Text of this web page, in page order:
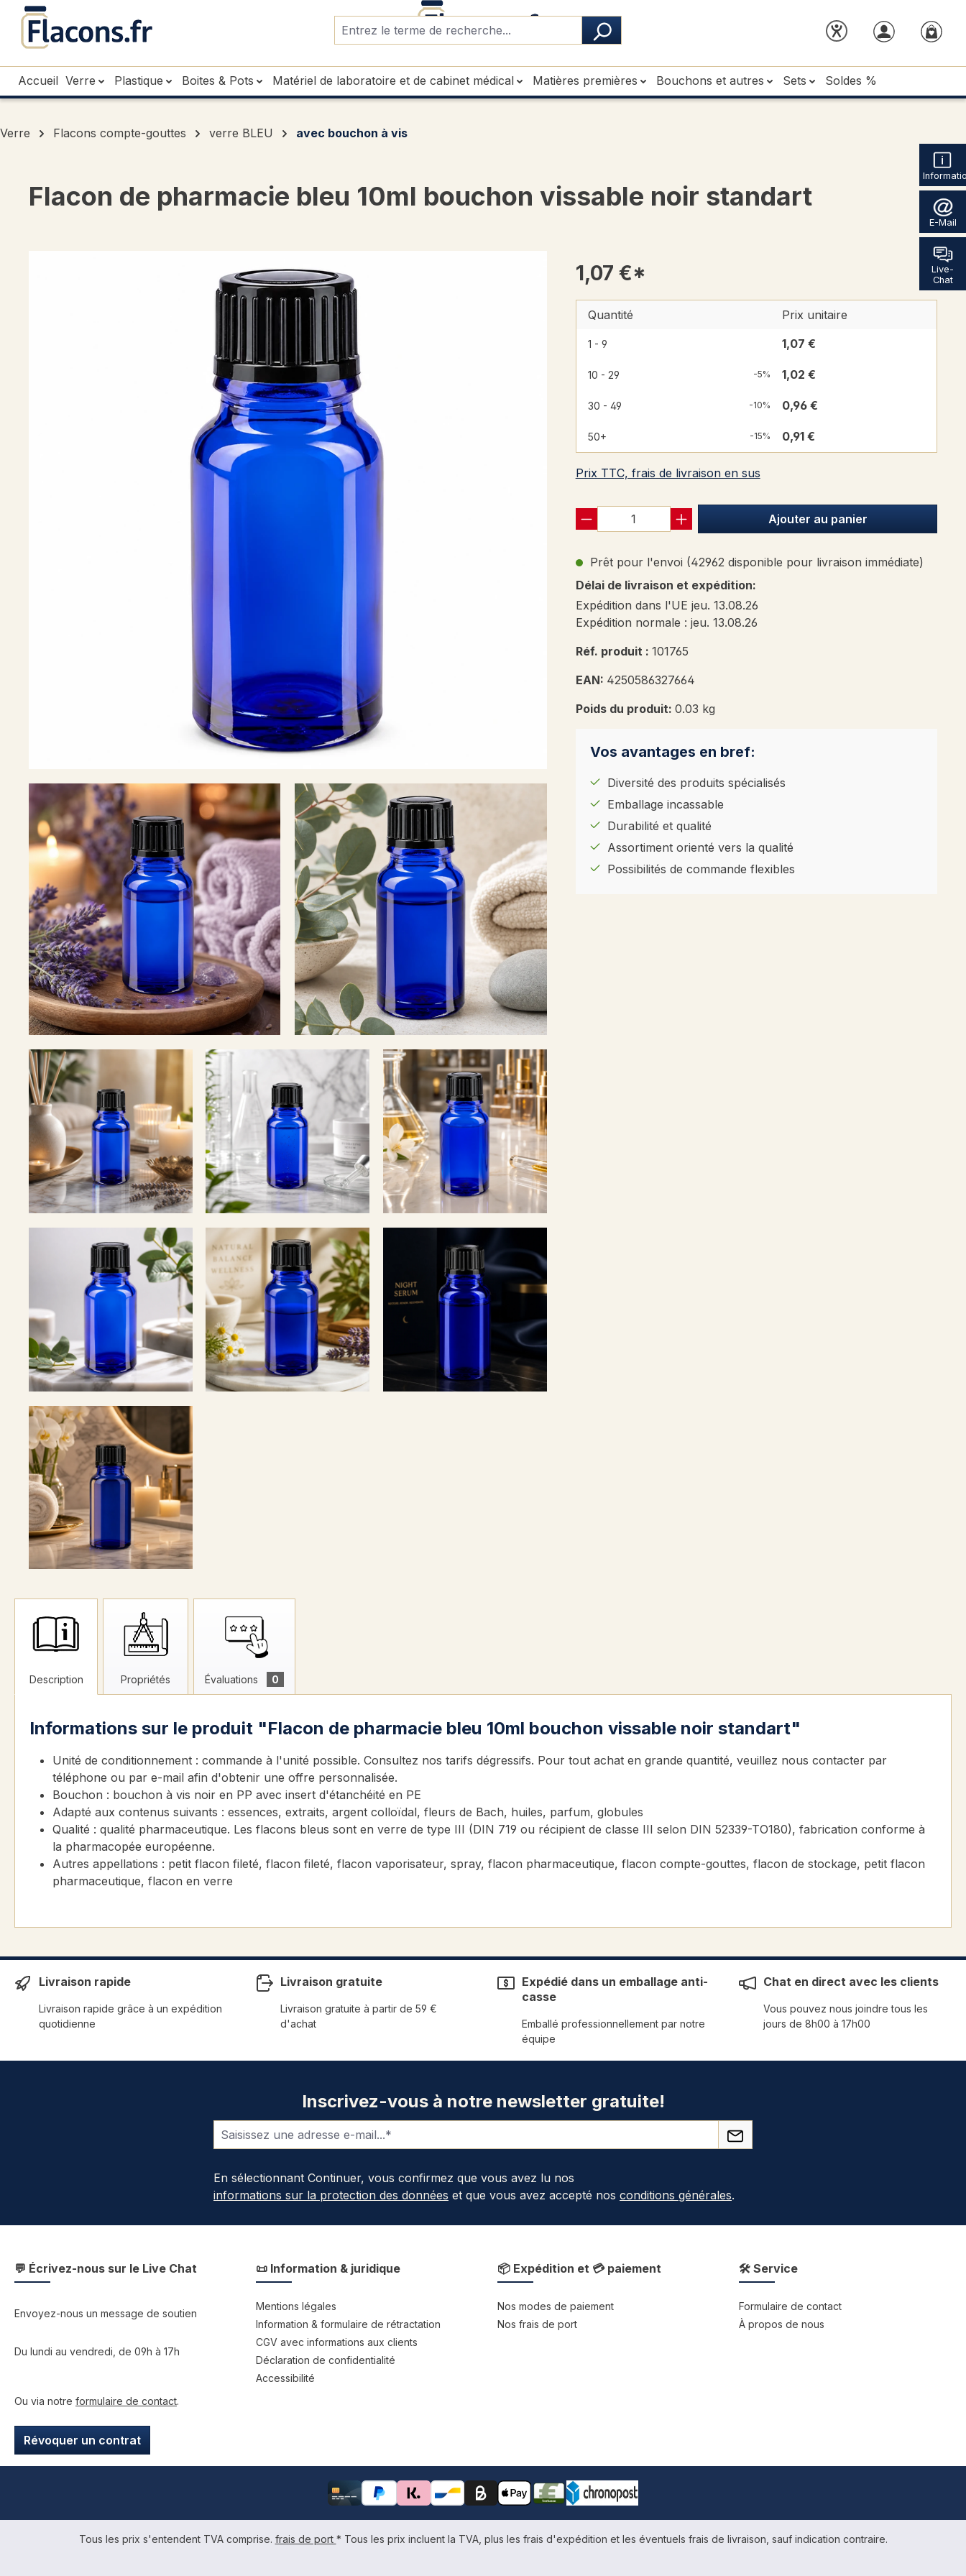
au contenu principal
Passer à la recherche
Passer à la navigation principale
E-Mail
Live-
Chat
Accueil Verre Plastique Boites & Pots Matériel de laboratoire et de cabinet médical Matières premières Bouchons et autres Sets Soldes %
Verre Flacons compte-gouttes verre BLEU avec bouchon à vis
Flacon de pharmacie bleu 10ml bouchon vissable noir standart
1,07 €*
Quantité Prix unitaire
1 - 9 1,07 €
10 - 29 -5% 1,02 €
30 - 49 -10% 0,96 €
50+ -15% 0,91 €
Prix TTC, frais de livraison en sus
Ajouter au panier
Prêt pour l'envoi (42962 disponible pour livraison immédiate)
Délai de livraison et expédition:
Expédition dans l'UE jeu. 13.08.26
Expédition normale : jeu. 13.08.26
Réf. produit : 101765
EAN: 4250586327664
Poids du produit: 0.03 kg
Vos avantages en bref:
Diversité des produits spécialisés
Emballage incassable
Durabilité et qualité
Assortiment orienté vers la qualité
Possibilités de commande flexibles
Description Propriétés Évaluations 0
Informations sur le produit "Flacon de pharmacie bleu 10ml bouchon vissable noir standart"
Unité de conditionnement : commande à l'unité possible. Consultez nos tarifs dégressifs. Pour tout achat en grande quantité, veuillez nous contacter par
téléphone ou par e-mail afin d'obtenir une offre personnalisée.
Bouchon : bouchon à vis noir en PP avec insert d'étanchéité en PE
Adapté aux contenus suivants : essences, extraits, argent colloïdal, fleurs de Bach, huiles, parfum, globules
Qualité : qualité pharmaceutique. Les flacons bleus sont en verre de type III (DIN 719 ou récipient de classe III selon DIN 52339-TO180), fabrication conforme à
la pharmacopée européenne.
Autres appellations : petit flacon fileté, flacon fileté, flacon vaporisateur, spray, flacon pharmaceutique, flacon compte-gouttes, flacon de stockage, petit flacon
pharmaceutique, flacon en verre
Livraison rapide
Livraison rapide grâce à un expédition
quotidienne
Livraison gratuite
Livraison gratuite à partir de 59 €
d'achat
Expédié dans un emballage anti-
casse
Emballé professionnellement par notre
équipe
Chat en direct avec les clients
Vous pouvez nous joindre tous les
jours de 8h00 à 17h00
Inscrivez-vous à notre newsletter gratuite!
En sélectionnant Continuer, vous confirmez que vous avez lu nos
informations sur la protection des données et que vous avez accepté nos conditions générales.
💬 Écrivez-nous sur le Live Chat
Envoyez-nous un message de soutien
Du lundi au vendredi, de 09h à 17h
Ou via notre formulaire de contact.
Révoquer un contrat
📜 Information & juridique
Mentions légales
Information & formulaire de rétractation
CGV avec informations aux clients
Déclaration de confidentialité
Accessibilité
📦 Expédition et 💳 paiement
Nos modes de paiement
Nos frais de port
🛠 Service
Formulaire de contact
À propos de nous
Tous les prix s'entendent TVA comprise. frais de port * Tous les prix incluent la TVA, plus les frais d'expédition et les éventuels frais de livraison, sauf indication contraire.